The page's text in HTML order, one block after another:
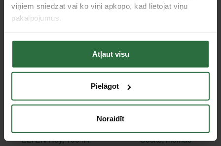
viņiem sniedzat vai ko viņi apkopo, kad lietojat viņu
pakalpojumus.
Atļaut visu
Pielāgot
Noraidīt
Izvēlieties preces variantu Izvēlieties preces variantu
Apavu atsvaidzinātājs
ELTEN Hey, 100 ml
Zeķes ELTEN Thermo
Socks, melnas